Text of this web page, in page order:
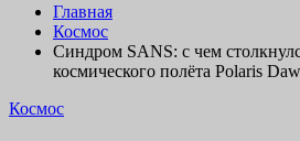
Главная
Космос
Синдром SANS: с чем
космического полёта Polaris
Космос